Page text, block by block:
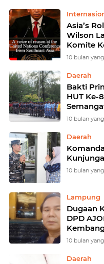
Asia’s
Wilson
Komite
Maroko
10 bulan
Daerah
Bakti
HUT Ke-
10 bulan
Daerah
10 bulan
Lampung
Dugaan
DPD
10 bulan
Daerah